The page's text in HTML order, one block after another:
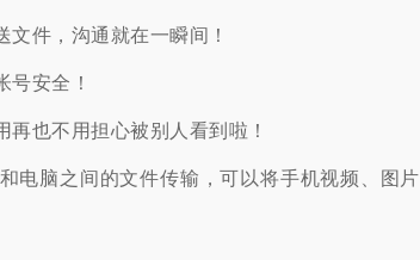
件，沟通就在一瞬间！
号安全！
也不用担心被别人看到啦！
电脑之间的文件传输，可以将手机视频、图片